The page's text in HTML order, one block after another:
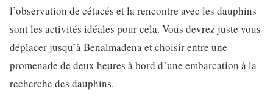
l’observation de cétacés et la rencontre avec les dauphins
sont les activités idéales pour cela. Vous devrez juste vous
déplacer jusqu’à Benalmadena et choisir entre une
promenade de deux heures à bord d’une embarcation à la
recherche des dauphins.